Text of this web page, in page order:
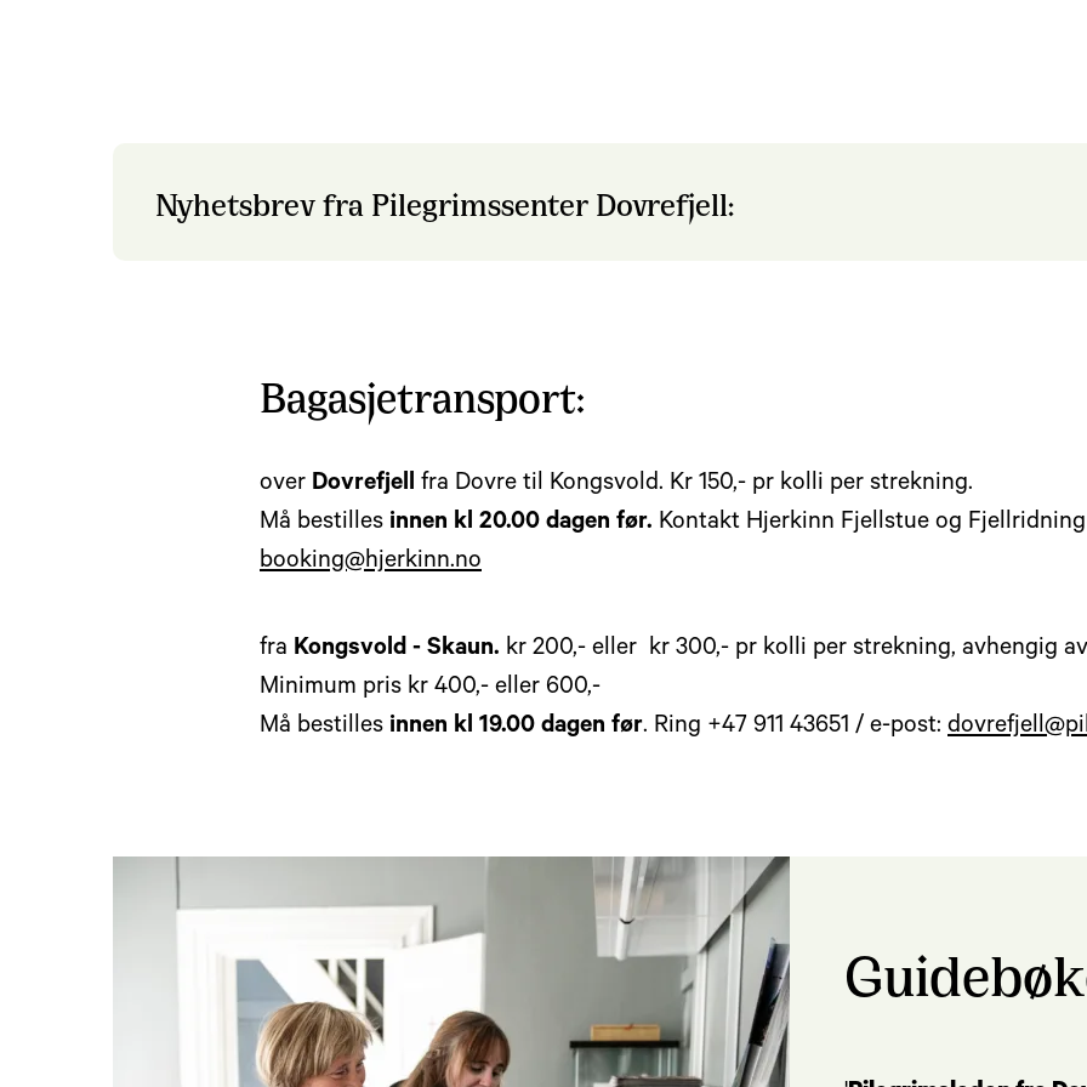
Nyhetsbrev fra Pilegrimssenter Dovrefjell:
Nyhetsbrev 2022 - 01
Bagasjetransport:
over Dovrefjell fra Dovre til Kongsvold. Kr 150,- pr kolli per strekning.
Må bestilles innen kl 20.00 dagen før. Kontakt Hjerkinn Fjellstue og
booking@hjerkinn.no
fra Kongsvold - Skaun. kr 200,- eller kr 300,- pr kolli per strekning, avhengig
Minimum pris kr 400,- eller 600,-
Må bestilles innen kl 19.00 dagen før. Ring +47 911 43651 / e-post: